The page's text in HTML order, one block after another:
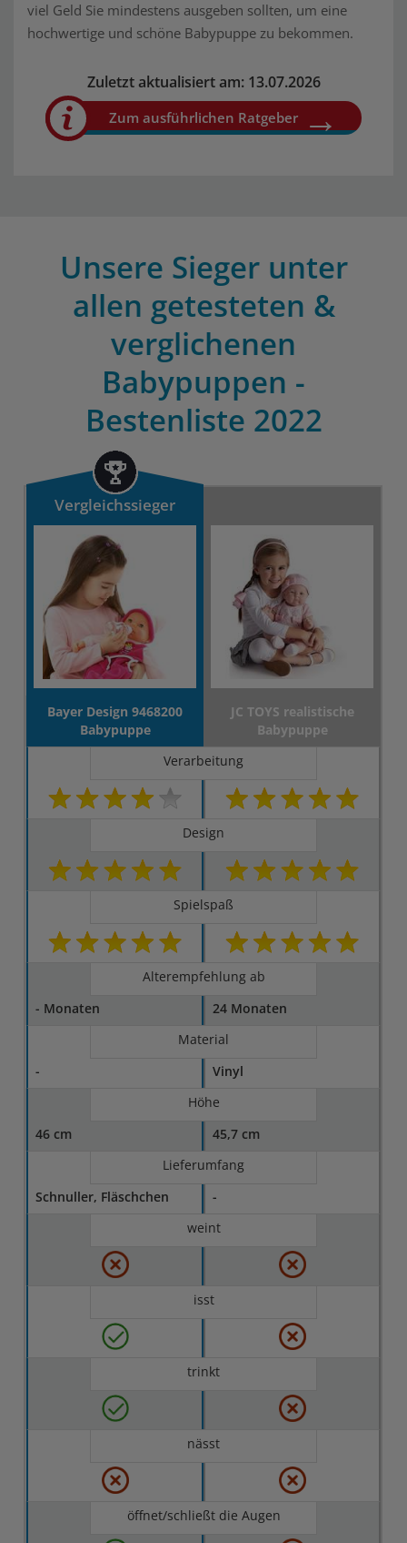
viel Geld Sie mindestens ausgeben sollten, um eine
hochwertige und schöne Babypuppe zu bekommen.
Zuletzt aktualisiert am: 13.07.2026
Zum ausführlichen Ratgeber
Unsere Sieger unter
allen getesteten &
verglichenen
Babypuppen -
Bestenliste 2022
Vergleichssieger
Bayer Design 9468200
Babypuppe
JC TOYS realistische
Babypuppe
Verarbeitung
Design
Spielspaß
Alterempfehlung ab
- Monaten
24 Monaten
Material
-
Vinyl
Höhe
46 cm
45,7 cm
Lieferumfang
Schnuller, Fläschchen
-
weint
isst
trinkt
nässt
öffnet/schließt die Augen